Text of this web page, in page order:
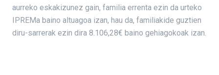
aurreko eskakizunez gain, familia errenta ezin da urteko
IPREMa baino altuagoa izan, hau da, familiakide guztien
diru-sarrerak ezin dira 8.106,28€ baino gehiagokoak izan.